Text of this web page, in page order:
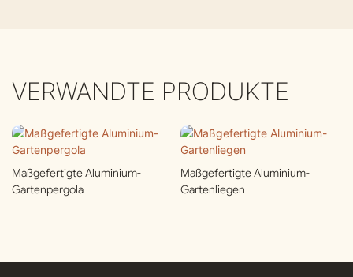
VERWANDTE PRODUKTE
Maßgefertigte Aluminium-
Gartenpergola
Maßgefertigte Aluminium-
Gartenliegen